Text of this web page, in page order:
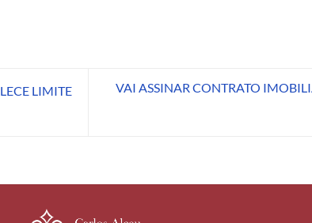
LIMITE
VAI ASSINAR CONTRATO